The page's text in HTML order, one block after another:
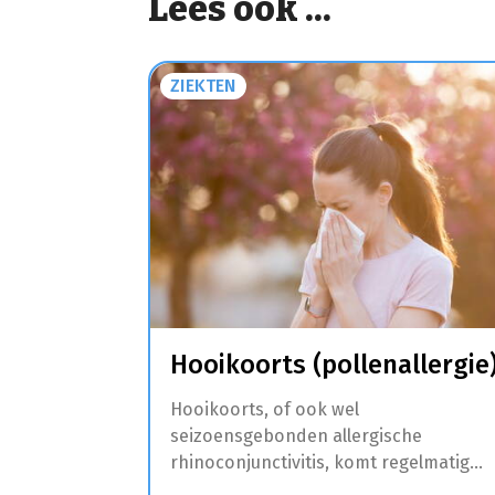
Lees ook ...
ZIEKTEN
Hooikoorts
Hooikoorts, of ook wel
seizoensgebonden allergische
rhinoconjunctivitis, komt regelmatig